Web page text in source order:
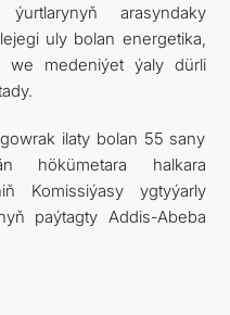
arasyndaky
uly bolan energetika,
we medeniýet ýaly dürli
ilaty bolan 55 sany
hökümetara halkara
Komissiýasy ygtyýarly
paýtagty Addis-Abeba